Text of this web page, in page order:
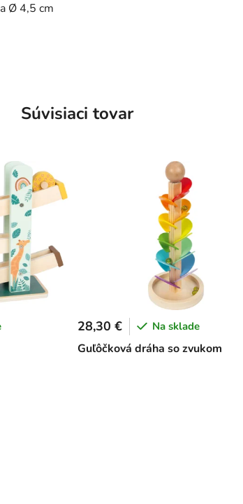
Ø 4,5 cm
Súvisiaci tovar
Guľôčková dráha so zvukom
28,30 € Na sklade